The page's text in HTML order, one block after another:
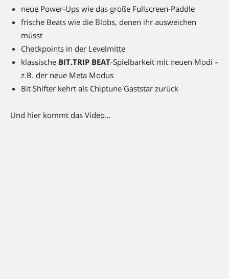
neue Power-Ups wie das große Fullscreen-Paddle
frische Beats wie die Blobs, denen ihr ausweichen
müsst
Checkpoints in der Levelmitte
klassische BIT.TRIP BEAT-Spielbarkeit mit neuen Modi –
z.B. der neue Meta Modus
Bit Shifter kehrt als Chiptune Gaststar zurück
Und hier kommt das Video…